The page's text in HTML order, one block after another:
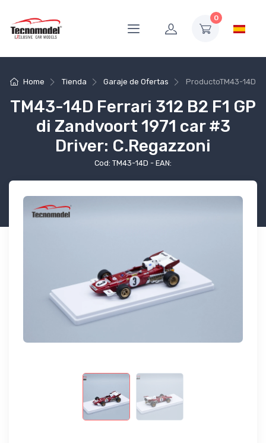
0
Home Tienda Garaje de Ofertas ProductoTM43-14D
TM43-14D Ferrari 312 B2 F1 GP
di Zandvoort 1971 car #3
Driver: C.Regazzoni
Cod: TM43-14D - EAN: